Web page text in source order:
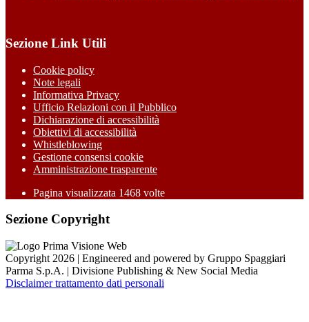
Sezione Link Utili
Cookie policy
Note legali
Informativa Privacy
Ufficio Relazioni con il Pubblico
Dichiarazione di accessibilità
Obiettivi di accessibilità
Whistleblowing
Gestione consensi cookie
Amministrazione trasparente
Pagina visualizzata 1468 volte
Sezione Copyright
Copyright 2026 | Engineered and powered by Gruppo Spaggiari
Parma S.p.A. | Divisione Publishing & New Social Media
Disclaimer trattamento dati personali